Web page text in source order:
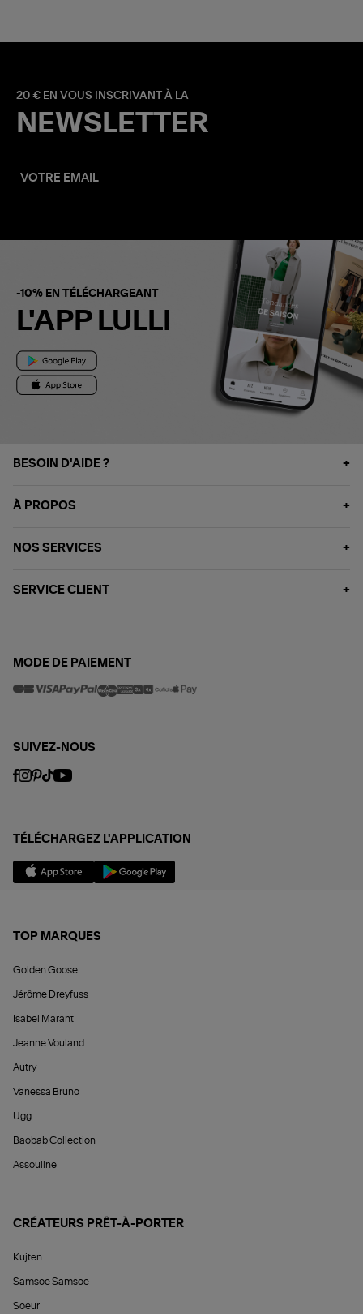
20 € EN VOUS INSCRIVANT À LA
NEWSLETTER
-10% EN TÉLÉCHARGEANT
L'APP LULLI
BESOIN D'AIDE ?
À PROPOS
NOS SERVICES
SERVICE CLIENT
MODE DE PAIEMENT
SUIVEZ-NOUS
TÉLÉCHARGEZ L'APPLICATION
TOP MARQUES
Golden Goose
Jérôme Dreyfuss
Isabel Marant
Jeanne Vouland
Autry
Vanessa Bruno
Ugg
Baobab Collection
Assouline
CRÉATEURS PRÊT-À-PORTER
Kujten
Samsoe Samsoe
Soeur